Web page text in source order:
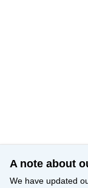
A note about
We have updated